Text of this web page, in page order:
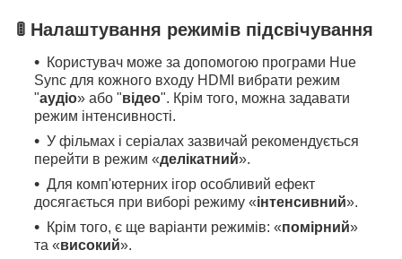
🚦 Налаштування режимів підсвічування
Користувач може за допомогою програми Hue
Sync для кожного входу HDMI вибрати режим
"аудіо» або "відео". Крім того, можна задавати
режим інтенсивності.
У фільмах і серіалах зазвичай рекомендується
перейти в режим «делікатний».
Для комп'ютерних ігор особливий ефект
досягається при виборі режиму «інтенсивний».
Крім того, є ще варіанти режимів: «помірний»
та «високий».